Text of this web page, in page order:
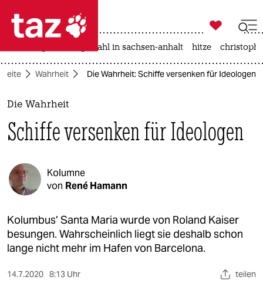
 taz zahl ich
taz zahl ich
themen
politik
öko
gesellschaft
kultur
sport

taz zahl ich
landtagswahl in sachsen-anhalt hitze
Wahrheit Die Wahrheit: Schiffe versenken für Ideologen
Die Wahrheit
Schiffe versenken für Ideologen
Kolumne
von René Hamann
Kolumbus’ Santa Maria wurde von Roland Kaiser
besungen. Wahrscheinlich liegt sie deshalb schon
lange nicht mehr im Hafen von Barcelona.
14.7.2020 8:13 Uhr teilen